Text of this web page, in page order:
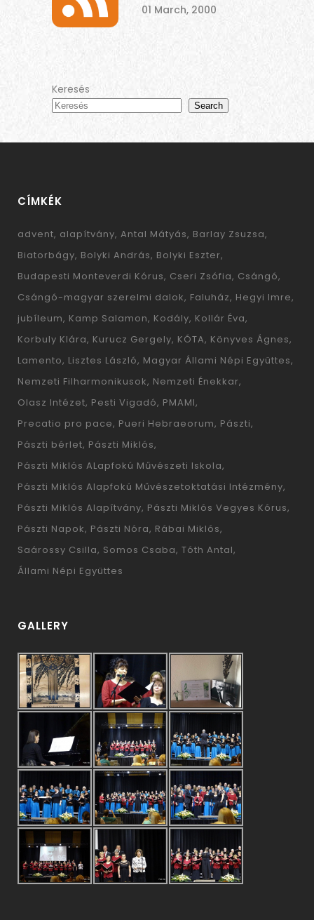
01 March, 2000
Keresés
Search
CÍMKÉK
advent alapítvány Antal Mátyás Barlay Zsuzsa
Biatorbágy Bolyki András Bolyki Eszter
Budapesti Monteverdi Kórus Cseri Zsófia Csángó
Csángó-magyar szerelmi dalok Faluház Hegyi Imre
jubíleum Kamp Salamon Kodály Kollár Éva
Korbuly Klára Kurucz Gergely KÓTA Könyves Ágnes
Lamento Lisztes László Magyar Állami Népi Együttes
Nemzeti Filharmonikusok Nemzeti Énekkar
Olasz Intézet Pesti Vigadó PMAMI
Precatio pro pace Pueri Hebraeorum Pászti
Pászti bérlet Pászti Miklós
Pászti Miklós ALapfokú Művészeti Iskola
Pászti Miklós Alapfokú Művészetoktatási Intézmény
Pászti Miklós Alapítvány Pászti Miklós Vegyes Kórus
Pászti Napok Pászti Nóra Rábai Miklós
Saárossy Csilla Somos Csaba Tóth Antal
Állami Népi Együttes
GALLERY